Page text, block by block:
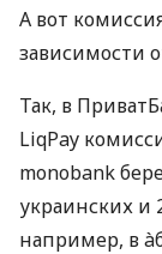
А вот
зависимости
Так, в
LiqPay
monobank
украинских и
например, в